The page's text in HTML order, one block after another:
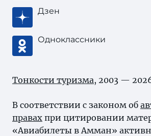
Дзен
Одноклассники
Тонкости туризма, 2003 —
В соответствии с законом об
правах при цитировании
«Авиабилеты в Амман»